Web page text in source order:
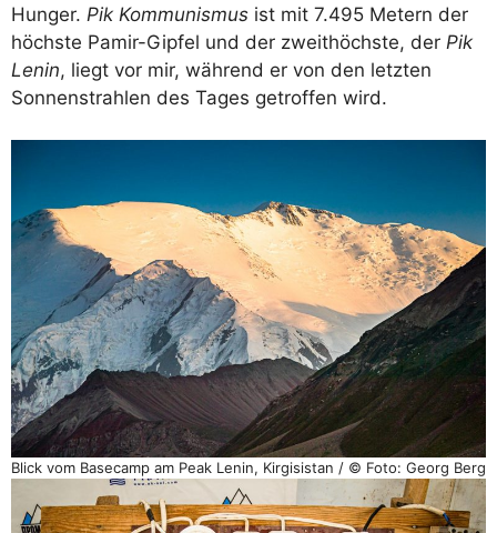
Hunger. Pik Kommunismus ist mit 7.495 Metern der
höchste Pamir-Gipfel und der zweithöchste, der Pik
Lenin, liegt vor mir, während er von den letzten
Sonnenstrahlen des Tages getroffen wird.
Blick vom Basecamp am Peak Lenin, Kirgisistan / © Foto: Georg Berg